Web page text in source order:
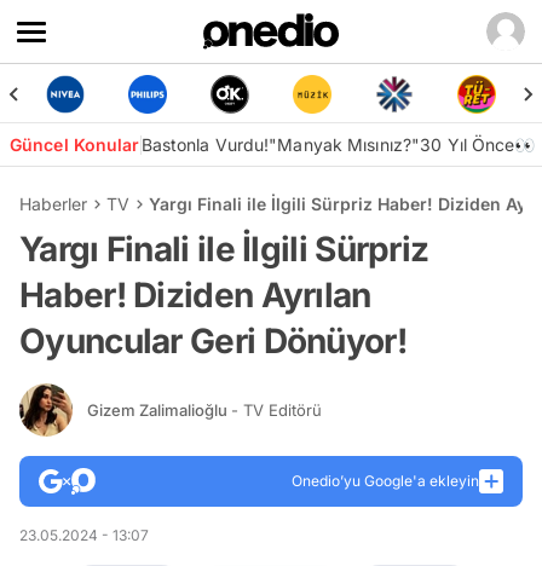
Güncel KonularBastonla Vurdu!"Manyak Mısınız?"30 Yıl Önce👀
Haberler TV Yargı Finali ile İlgili Sürpriz Haber! Diziden
Yargı Finali ile İlgili Sürpriz
Haber! Diziden Ayrılan
Oyuncular Geri Dönüyor!
Gizem Zalimalioğlu - TV Editörü
Onedio’yu Google'a ekleyin
23.05.2024 - 13:07